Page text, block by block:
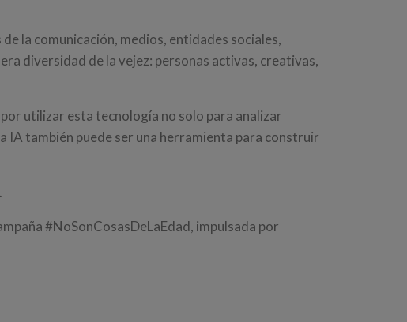
la comunicación, medios, entidades sociales,
diversidad de la vejez: personas activas, creativas,
utilizar esta tecnología no solo para analizar
también puede ser una herramienta para construir
#NoSonCosasDeLaEdad, impulsada por